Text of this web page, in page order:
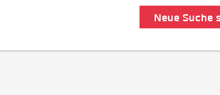
Neue Suche